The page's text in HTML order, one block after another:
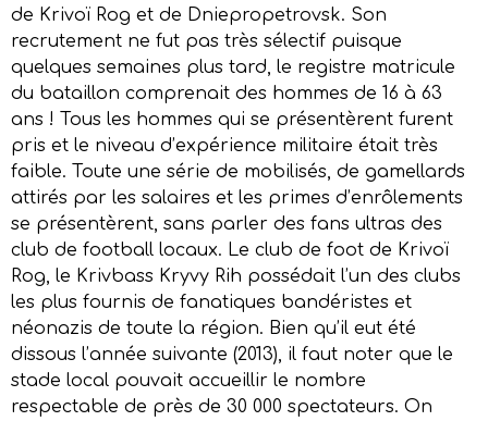
de Krivoï Rog et de Dniepropetrovsk. Son
recrutement ne fut pas très sélectif puisque
quelques semaines plus tard, le registre matricule
du bataillon comprenait des hommes de 16 à 63
ans ! Tous les hommes qui se présentèrent furent
pris et le niveau d’expérience militaire était très
faible. Toute une série de mobilisés, de gamellards
attirés par les salaires et les primes d’enrôlements
se présentèrent, sans parler des fans ultras des
club de football locaux. Le club de foot de Krivoï
Rog, le Krivbass Kryvy Rih possédait l’un des clubs
les plus fournis de fanatiques bandéristes et
néonazis de toute la région. Bien qu’il eut été
dissous l’année suivante (2013), il faut noter que le
stade local pouvait accueillir le nombre
respectable de près de 30 000 spectateurs. On